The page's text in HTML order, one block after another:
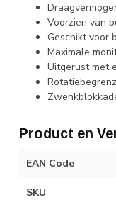
Voorzien van
Geschikt voor
Maximale
Uitgerust met
Product en
EAN Code
SKU